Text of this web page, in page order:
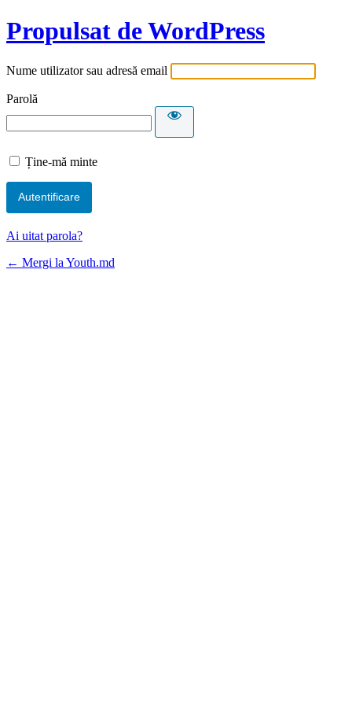
Propulsat de WordPress
Nume utilizator sau adresă email
Parolă
Ține-mă minte
Ai uitat parola?
← Mergi la Youth.md